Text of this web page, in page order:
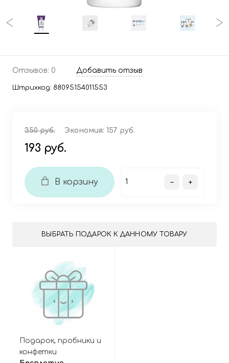
Отзывов: 0 Добавить отзыв
Штрихкод: 88095154011553
350 руб. Экономия: 157 руб.
193 руб.
В корзину
ВЫБРАТЬ ПОДАРОК К ДАННОМУ ТОВАРУ
Подарок, пробники и
конфетки